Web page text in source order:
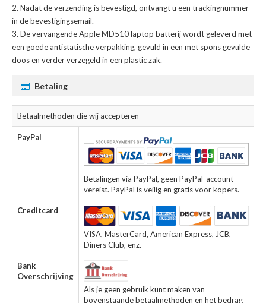
Nadat de verzending is bevestigd, ontvangt u een trackingnummer
in de bevestigingsemail.
Devervangende Apple MD510 laptop batterijwordt geleverd met
een goede antistatische verpakking, gevuld in een met spons gevulde
doos en verder verzegeld in een plastic zak.
Betaling
Betaalmethoden die wij accepteren
PayPal
Betalingen via PayPal, geen PayPal-account
vereist. PayPal is veilig en gratis voor kopers.
Creditcard
VISA, MasterCard, American Express, JCB,
Diners Club, enz.
Bank
Overschrijving
Als je geen gebruik kunt maken van
bovenstaande betaalmethoden en het bedrag